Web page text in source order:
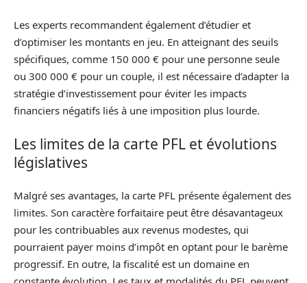
Les experts recommandent également d’étudier et
d’optimiser les montants en jeu. En atteignant des seuils
spécifiques, comme 150 000 € pour une personne seule
ou 300 000 € pour un couple, il est nécessaire d’adapter la
stratégie d’investissement pour éviter les impacts
financiers négatifs liés à une imposition plus lourde.
Les limites de la carte PFL et évolutions
législatives
Malgré ses avantages, la carte PFL présente également des
limites. Son caractère forfaitaire peut être désavantageux
pour les contribuables aux revenus modestes, qui
pourraient payer moins d’impôt en optant pour le barème
progressif. En outre, la fiscalité est un domaine en